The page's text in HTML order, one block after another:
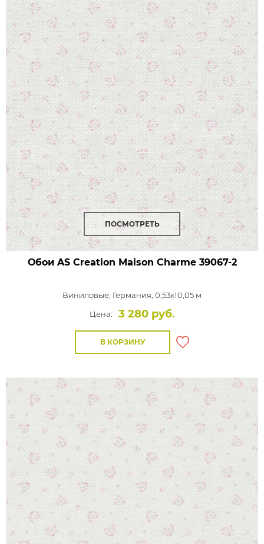
ПОСМОТРЕТЬ
Обои AS Creation Maison Charme39067-2
Виниловые, Германия, 0,53x10,05 м
Цена:
3 280 руб.
В КОРЗИНУ